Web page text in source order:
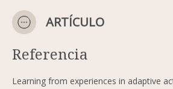
ARTÍCULO
Referencia
Learning from experiences in adaptive